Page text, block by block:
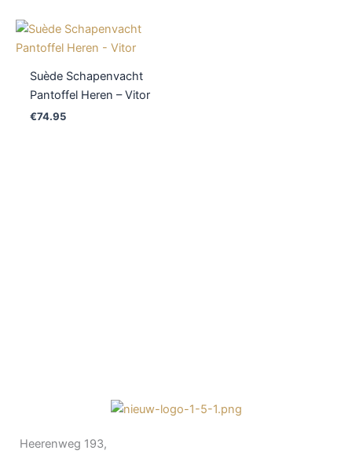
Suède Schapenvacht
Pantoffel Heren – Vitor
€74.95
Heerenweg 193,